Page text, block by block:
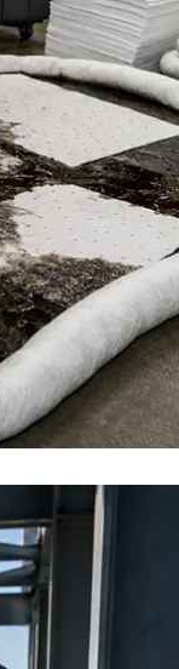
：1.带电作业，
要进行高压电缆
氟化硫泄漏等。
为您解答。